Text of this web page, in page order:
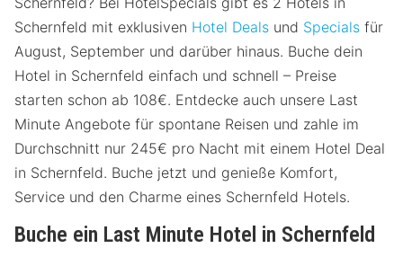
Schernfeld mit exklusiven Hotel Deals und Specials für
August, September und darüber hinaus. Buche dein
Hotel in Schernfeld einfach und schnell – Preise
starten schon ab 108€. Entdecke auch unsere Last
Minute Angebote für spontane Reisen und zahle im
Durchschnitt nur 245€ pro Nacht mit einem Hotel Deal
in Schernfeld. Buche jetzt und genieße Komfort,
Service und den Charme eines Schernfeld Hotels.
Buche ein Last Minute Hotel in Schernfeld